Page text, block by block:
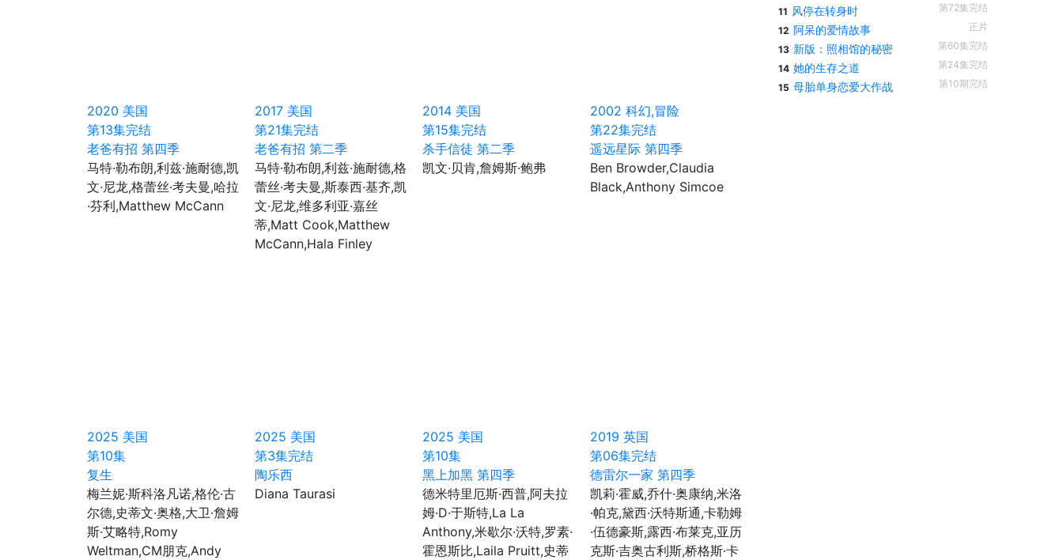
2020 美国
第13集完结
老爸有招 第四季
马特·勒布朗,利兹·施耐德,凯
文·尼龙,格蕾丝·考夫曼,哈拉
·芬利,Matthew McCann
2017 美国
第21集完结
老爸有招 第二季
马特·勒布朗,利兹·施耐德,格
蕾丝·考夫曼,斯泰西·基齐,凯
文·尼龙,维多利亚·嘉丝
蒂,Matt Cook,Matthew
McCann,Hala Finley
2014 美国
第15集完结
杀手信徒 第二季
凯文·贝肯,詹姆斯·鲍弗
2002 科幻,冒险
第22集完结
遥远星际 第四季
Ben Browder,Claudia
Black,Anthony Simcoe
2025 美国
第10集
复生
梅兰妮·斯科洛凡诺,格伦·古
尔德,史蒂文·奥格,大卫·詹姆
斯·艾略特,Romy
Weltman,CM朋克,Andy
2025 美国
第3集完结
陶乐西
Diana Taurasi
2025 美国
第10集
黑上加黑 第四季
德米特里厄斯·西普,阿夫拉
姆·D·于斯特,La La
Anthony,米歇尔·沃特,罗素·
霍恩斯比,Laila Pruitt,史蒂
2019 英国
第06集完结
德雷尔一家 第四季
凯莉·霍威,乔什·奥康纳,米洛
·帕克,黛西·沃特斯通,卡勒姆
·伍德豪斯,露西·布莱克,亚历
克斯·吉奥古利斯,桥格斯·卡
11 风停在转身时
第72集完结
12 阿呆的爱情故事
正片
13 新版：照相馆的秘密
第60集完结
14 她的生存之道
第24集完结
15 母胎单身恋爱大作战 第10期完结